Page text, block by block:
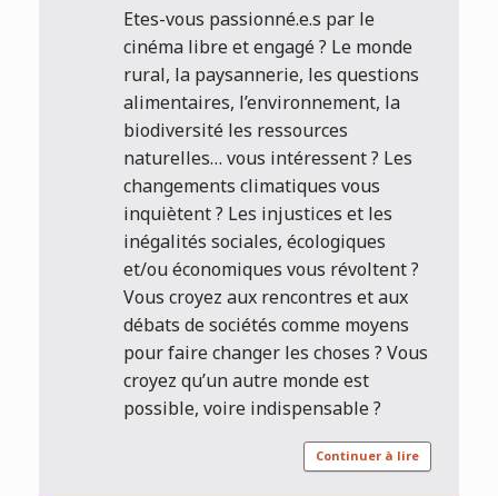
Etes-vous passionné.e.s par le
cinéma libre et engagé ? Le monde
rural, la paysannerie, les questions
alimentaires, l’environnement, la
biodiversité les ressources
naturelles… vous intéressent ? Les
changements climatiques vous
inquiètent ? Les injustices et les
inégalités sociales, écologiques
et/ou économiques vous révoltent ?
Vous croyez aux rencontres et aux
débats de sociétés comme moyens
pour faire changer les choses ? Vous
croyez qu’un autre monde est
possible, voire indispensable ?
Continuer à lire